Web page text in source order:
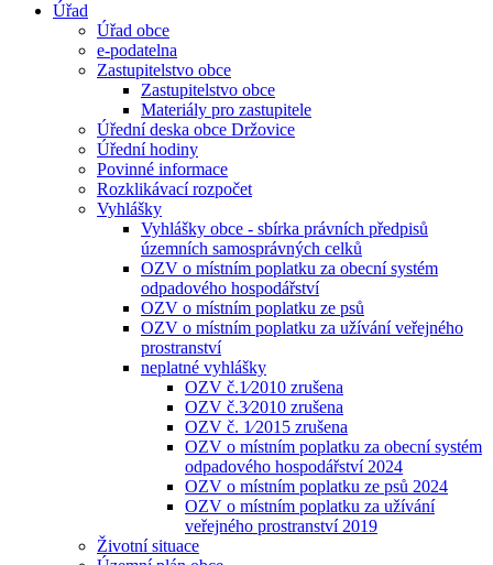
Úřad
Úřad obce
e-podatelna
Zastupitelstvo obce
Zastupitelstvo obce
Materiály pro zastupitele
Úřední deska obce Držovice
Úřední hodiny
Povinné informace
Rozklikávací rozpočet
Vyhlášky
Vyhlášky obce - sbírka právních předpisů
územních samosprávných celků
OZV o místním poplatku za obecní systém
odpadového hospodářství
OZV o místním poplatku ze psů
OZV o místním poplatku za užívání veřejného
prostranství
neplatné vyhlášky
OZV č.1⁄2010 zrušena
OZV č.3⁄2010 zrušena
OZV č. 1⁄2015 zrušena
OZV o místním poplatku za obecní systém
odpadového hospodářství 2024
OZV o místním poplatku ze psů 2024
OZV o místním poplatku za užívání
veřejného prostranství 2019
Životní situace